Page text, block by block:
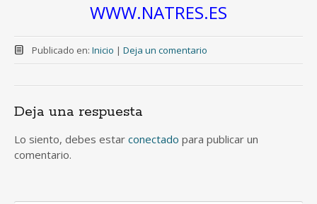
WWW.NATRES.ES
Publicado en: Inicio | Deja un comentario
Deja una respuesta
Lo siento, debes estar conectado para publicar un
comentario.